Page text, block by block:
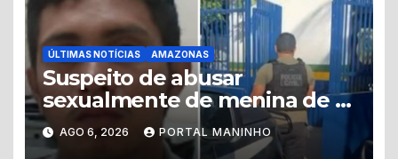
ÚLTIMAS NOTÍCIAS AMAZONAS
Suspeito de abusar
sexualmente de menina de 8
anos é preso no município de
Iranduba
AGO 6, 2026 PORTAL MANINHO